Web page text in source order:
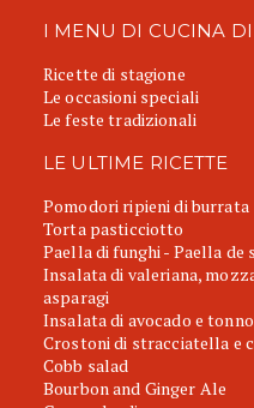
I MENU DI CUCINA
Ricette di stagione
Le occasioni speciali
Le feste tradizionali
LE ULTIME RICETTE
Pomodori ripieni di burrata
Torta pasticciotto
Paella di funghi - Paella de
Insalata di valeriana,
asparagi
Insalata di avocado e tonno
Crostoni di stracciatella e
Cobb salad
Bourbon and Ginger Ale